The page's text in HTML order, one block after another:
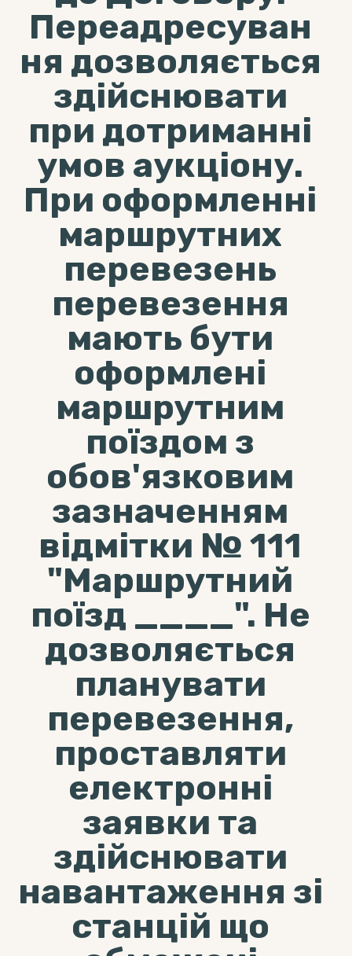
Переадресуван
ня дозволяється
здійснювати
при дотриманні
умов аукціону.
При оформленні
маршрутних
перевезень
перевезення
мають бути
оформлені
маршрутним
поїздом з
обов'язковим
зазначенням
відмітки № 111
"Маршрутний
поїзд ____". Не
дозволяється
планувати
перевезення,
проставляти
електронні
заявки та
здійснювати
навантаження зі
станцій що